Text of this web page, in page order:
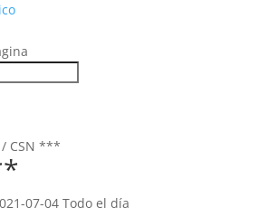
CSN ***
07-04 Todo el día